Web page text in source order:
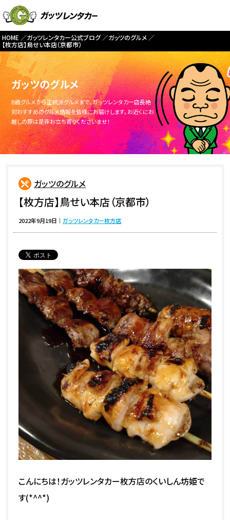
HOME ガッツレンタカー公式ブログ
ガッツのグルメ
【枚方店】鳥せい本店（京都市）
ガッツのグルメ
B級グルメから正統派グルメまで、ガッツレンタカー店長絶
対おすすめのグルメ情報を皆様にお届けします。お近くにお
越しの際は是非お立ち寄りくださいませ！
ガッツのグルメ
【枚方店】鳥せい本店（京都市）
2022年9月19日 ｜ガッツレンタカー枚方店
こんにちは！ガッツレンタカー枚方店のくいしん坊姫で
す(*^^*)